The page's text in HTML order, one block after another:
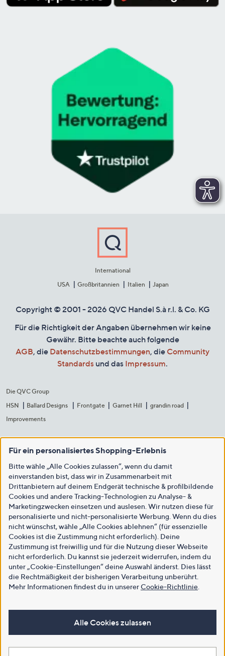
International
USA
Großbritannien Italien Japan
Copyright © 2001 - 2026 QVC Handel S.à r.l. & Co. KG
Für die Richtigkeit der Angaben übernehmen wir keine
Gewähr. Bitte beachte auch folgende
AGB, die Datenschutzbestimmungen, die Community
Standards und das Impressum.
Die QVC Group
HSN
Ballard Designs Frontgate Garnet Hill
grandin road
Improvements
Für ein personalisiertes Shopping-Erlebnis
Bitte wähle „Alle Cookies zulassen“, wenn du damit
einverstanden bist, dass wir in Zusammenarbeit mit
Drittanbietern auf deinem Endgerät technische & profilbildende
Cookies und andere Tracking-Technologien zu Analyse- &
Marketingzwecken einsetzen und auslesen. Wir nutzen diese für
personalisierte und nicht-personalisierte Werbung. Wenn du dies
nicht wünschst, wähle „Alle Cookies ablehnen“ (für essenzielle
Cookies ist die Zustimmung nicht erforderlich). Deine
Zustimmung ist freiwillig und für die Nutzung dieser Webseite
nicht erforderlich. Du kannst sie jederzeit widerrufen, indem du
unter „Cookie-Einstellungen“ deine Auswahl änderst. Dies lässt
die Rechtmäßigkeit der bisherigen Verarbeitung unberührt.
Mehr Informationen findest du in unsererCookie-Richtlinie
Alle Cookies zulassen